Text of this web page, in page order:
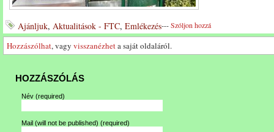
Ajánljuk, Aktualitások - FTC, Emlékezés---Szóljon hozzá
Hozzászólhat, vagy visszanézheta saját oldaláról.
HOZZÁSZÓLÁS
Név (required)
Mail (will not be published) (required)